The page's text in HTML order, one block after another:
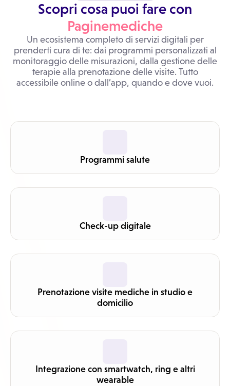
Scopri cosa puoi fare con
Paginemediche
Un ecosistema completo di servizi digitali per
prenderti cura di te: dai programmi personalizzati al
monitoraggio delle misurazioni, dalla gestione delle
terapie alla prenotazione delle visite. Tutto
accessibile online o dall’app, quando e dove vuoi.
Programmi salute
Check-up digitale
Prenotazione visite mediche in studio e
domicilio
Integrazione con smartwatch, ring e altri
wearable